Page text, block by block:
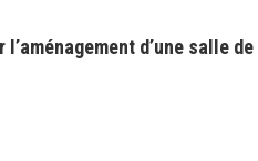
d’une salle de